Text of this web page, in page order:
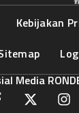
Kebijakan
Media